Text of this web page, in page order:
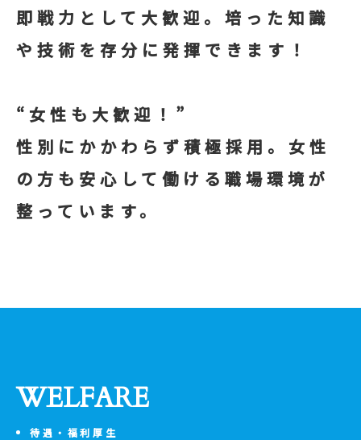
即戦力として大歓迎。培った知識
や技術を存分に発揮できます！
“女性も大歓迎！”
性別にかかわらず積極採用。女性
の方も安心して働ける職場環境が
整っています。
WELFARE
待遇・福利厚生